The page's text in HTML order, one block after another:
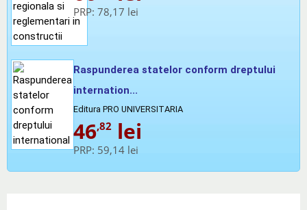
PRP: 78,17 lei
Raspunderea statelor conform dreptului
internation...
Editura PRO UNIVERSITARIA
46,82 lei
PRP: 59,14 lei